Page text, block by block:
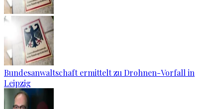
Bundesanwaltschaft ermittelt zu Drohnen-Vorfall in
Leipzig